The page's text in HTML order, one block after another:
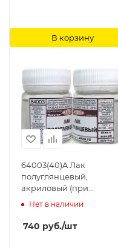
В корзину
64003(40)A Лак
полуглянцевый,
акриловый (при
неодходимости
отверждать 64012) АКАН
Нет в наличии
740 руб./шт